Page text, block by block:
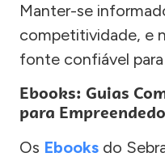
Manter-se
competitividade, e
fonte confiável para
Ebooks: Guias
para
Os Ebooks do